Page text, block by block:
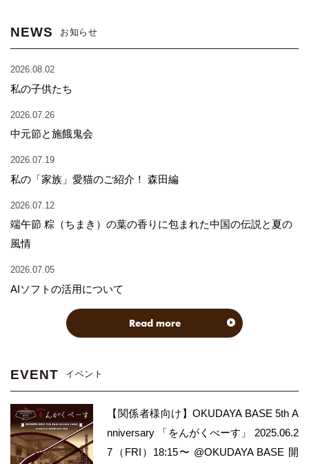
NEWS お知らせ
2026.08.02
私の子供たち
2026.07.26
中元節と施餓鬼会
2026.07.19
私の「家族」愛猫のご紹介！ 森田編
2026.07.12
端午節 粽（ちまき）の葉の香りに包まれた中国の伝説と夏の
風情
2026.07.05
AIソフトの活用について
Read more
EVENT イベント
【関係者様向け】OKUDAYA BASE 5th A
nniversary 「をんがくべーす」 2025.06.2
7（FRI）18:15〜 @OKUDAYA BASE 開